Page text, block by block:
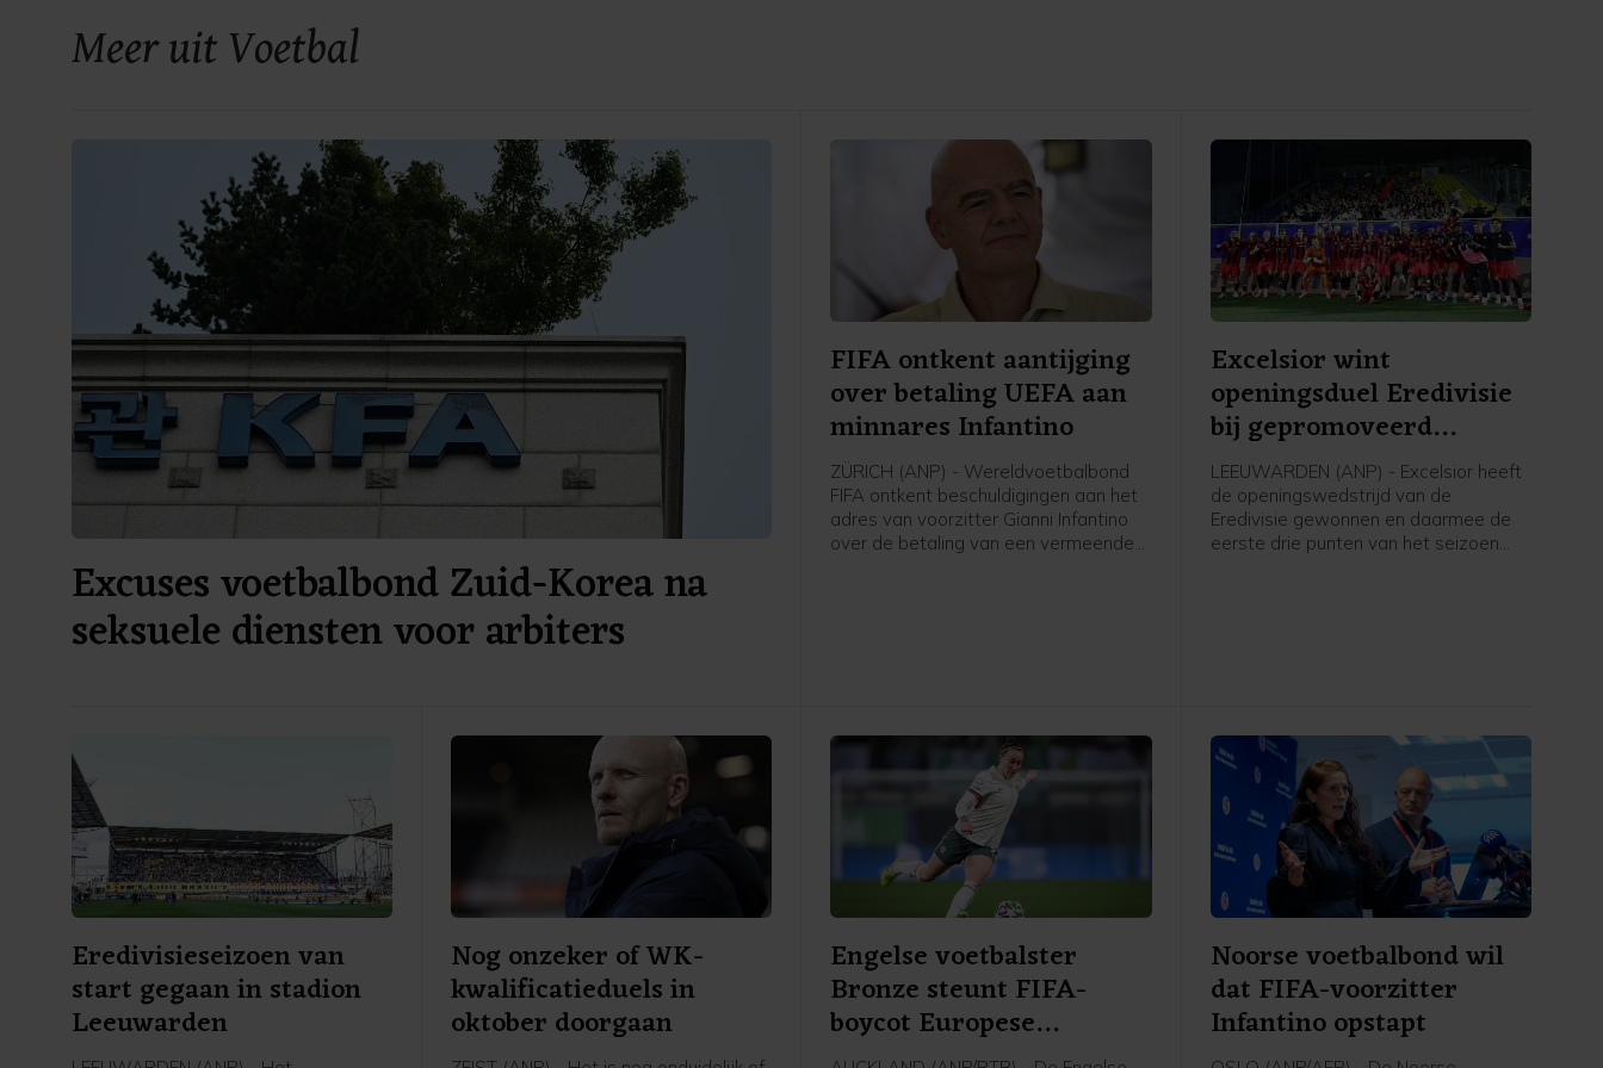
Meer uit Voetbal
Excuses voetbalbond Zuid-Korea na
seksuele diensten voor arbiters
FIFA ontkent aantijging
over betaling UEFA aan
minnares Infantino
ZÜRICH (ANP) - Wereldvoetbalbond
FIFA ontkent beschuldigingen aan het
adres van voorzitter Gianni Infantino
over de betaling van een vermeende
bevestigde de betaling.
Excelsior wint
openingsduel Eredivisie
bij gepromoveerd
Cambuur
LEEUWARDEN (ANP) - Excelsior heeft
de openingswedstrijd van de
Eredivisie gewonnen en daarmee de
eerste drie punten van het seizoen
Eredivisieseizoen van
start gegaan in stadion
Leeuwarden
Nog onzeker of WK-
kwalificatieduels in
oktober doorgaan
Engelse voetbalster
Bronze steunt FIFA-
boycot Europese
speelsters
Noorse voetbalbond wil
dat FIFA-voorzitter
Infantino opstapt